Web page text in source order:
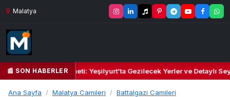
Malatya
📰 SON HABERLER
Kalbi ve Kültür Cenneti: Yeşilyurt’ta Gezilecek Yerler ve Detaylı
Ana Sayfa Malatya Camileri
Battalgazi Camileri